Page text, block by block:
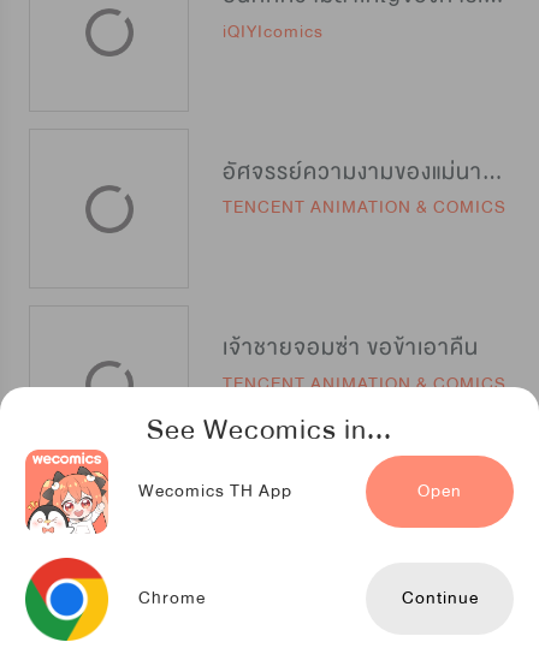
See Wecomics in...
Wecomics TH App Open
Chrome Continue
iQIYIcomics
อัศจรรย์ความงามของแม่นางสายลับ
TENCENT ANIMATION & COMICS
เจ้าชายจอมซ่า ขอข้าเอาคืน
TENCENT ANIMATION & COMICS
หนึ่งในปฐพีนี้ที่ข้ารัก